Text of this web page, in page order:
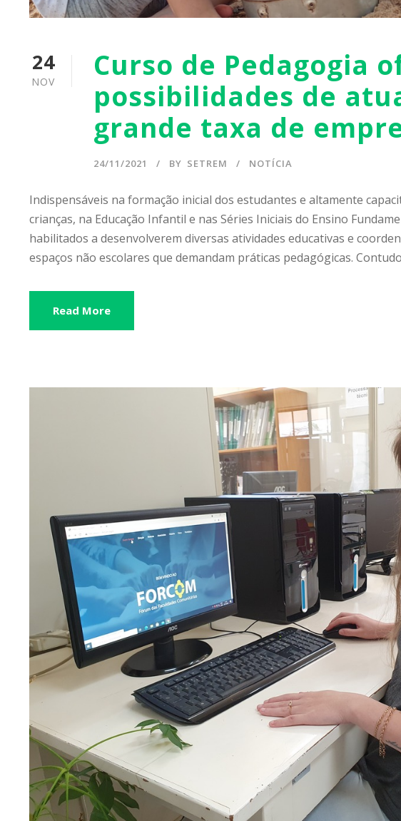
24
NOV
Curso de Pedagogia
possibilidades de
grande taxa de
24/11/2021 BY SETREM NOTÍCIA
Indispensáveis na formação inicial dos estudantes e altamente
crianças, na Educação Infantil e nas Séries Iniciais do Ensino
habilitados a desenvolverem diversas atividades educativas e
espaços não escolares que demandam práticas pedagógicas.
Read More